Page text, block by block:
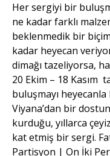
Her sergiyi bir
ne kadar farklı
beklenmedik bir
kadar heyecan
dimağı tazeliyorsa,
20 Ekim – 18 Kasım
buluşmayı
Viyana’dan bir
kurduğu, yıllarca
kat etmiş bir sergi.
Partisyon | On İki